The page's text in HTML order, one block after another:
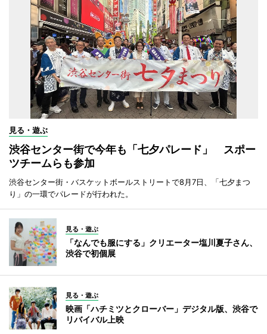
見る・遊ぶ
渋谷センター街で今年も「七夕パレード」 スポー
ツチームらも参加
渋谷センター街・バスケットボールストリートで8月7日、「七夕まつ
り」の一環でパレードが行われた。
見る・遊ぶ
「なんでも服にする」クリエーター塩川夏子さん、
渋谷で初個展
見る・遊ぶ
映画「ハチミツとクローバー」デジタル版、渋谷で
リバイバル上映